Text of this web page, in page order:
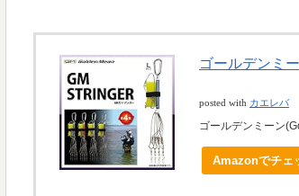
ゴールデンミ
posted with カエレバ
ゴールデンミーン
Amazonでチェ